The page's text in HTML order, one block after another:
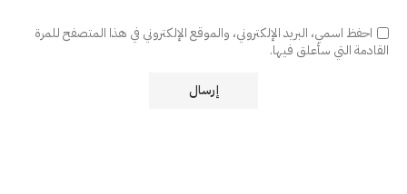
احفظ اسمي، البريد الإلكتروني، والموقع الإلكتروني في هذا المتصفح للمرة
القادمة التي سأعلق فيها.